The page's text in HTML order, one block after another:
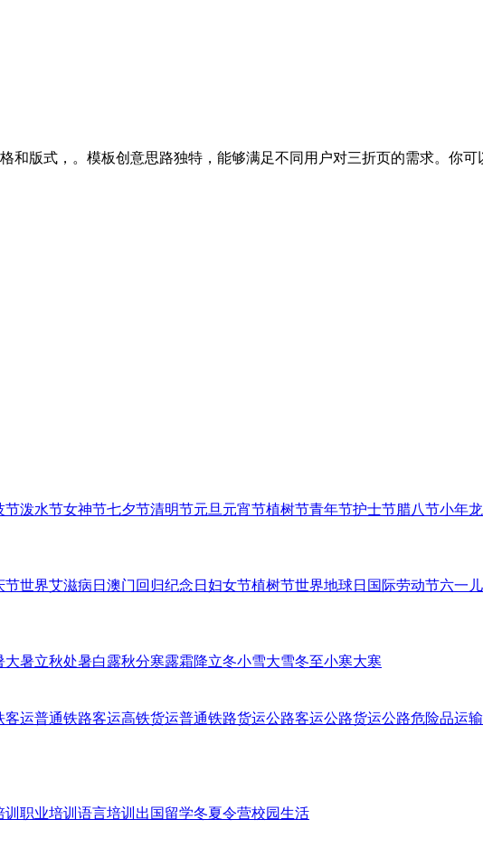
和版式，。模板创意思路独特，能够满足不同用户对三折页的需求。你
节泼水节女神节七夕节清明节元旦 元宵节植树节青年节护士节腊八节小年
节世界艾滋病日 澳门回归纪念日 妇女节植树节世界地球日 国际劳动节六一
大暑立秋处暑白露秋分寒露霜降立冬小雪大雪冬至小寒大寒
客运普通铁路客运高铁货运普通铁路货运公路客运公路货运公路危险品运输
职业培训 语言培训 出国留学冬夏令营校园生活